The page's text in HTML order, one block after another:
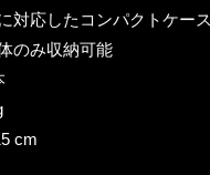
対応したコンパクトケー
のみ収納可能
cm